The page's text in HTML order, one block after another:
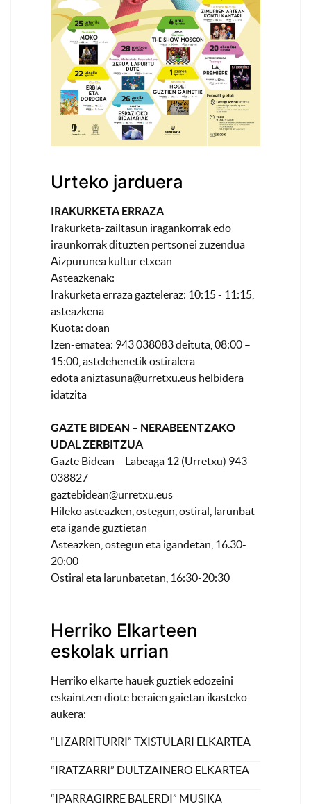
Urteko jarduera
IRAKURKETA ERRAZA
Irakurketa-zailtasun iragankorrak edo
iraunkorrak dituzten pertsonei zuzendua
Aizpurunea kultur etxean
Asteazkenak:
Irakurketa erraza gazteleraz: 10:15 - 11:15,
asteazkena
Kuota: doan
Izen-ematea: 943 038083 deituta, 08:00 –
15:00, astelehenetik ostiralera
edotaaniztasuna@urretxu.eus helbidera
idatzita
GAZTE BIDEAN – NERABEENTZAKO
UDAL ZERBITZUA
Gazte Bidean – Labeaga 12 (Urretxu) 943
038827
gaztebidean@urretxu.eus
Hileko asteazken, ostegun, ostiral, larunbat
eta igande guztietan
Asteazken, ostegun eta igandetan, 16.30-
20:00
Ostiral eta larunbatetan, 16:30-20:30
Herriko Elkarteen
eskolak urrian
Herriko elkarte hauek guztiek edozeini
eskaintzen diote beraien gaietan ikasteko
aukera:
“LIZARRITURRI” TXISTULARI ELKARTEA
“IRATZARRI” DULTZAINERO ELKARTEA
“IPARRAGIRRE BALERDI” MUSIKA